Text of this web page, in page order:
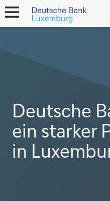
open
Deutsche
ein starker
in